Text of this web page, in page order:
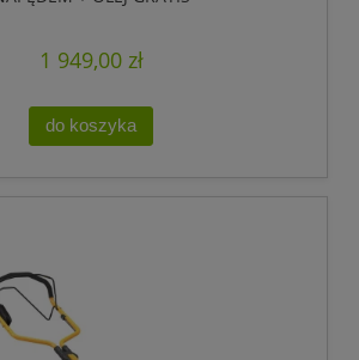
1 949,00 zł
do koszyka